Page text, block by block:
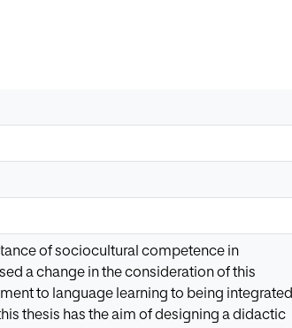
of sociocultural competence in
a change in the consideration of this
to language learning to being integrated
thesis has the aim of designing a didactic